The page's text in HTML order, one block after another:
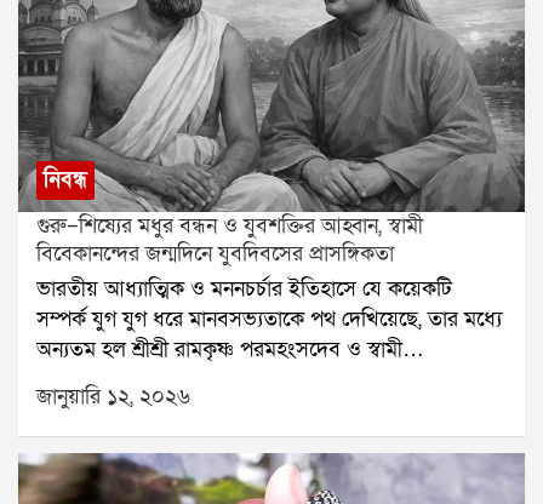
নিবন্ধ
গুরু–শিষ্যের মধুর বন্ধন ও যুবশক্তির আহ্বান, স্বামী
বিবেকানন্দের জন্মদিনে যুবদিবসের প্রাসঙ্গিকতা
ভারতীয় আধ্যাত্মিক ও মননচর্চার ইতিহাসে যে কয়েকটি
সম্পর্ক যুগ যুগ ধরে মানবসভ্যতাকে পথ দেখিয়েছে, তার মধ্যে
অন্যতম হল শ্রীশ্রী রামকৃষ্ণ পরমহংসদেব ও স্বামী
বিবেকানন্দের (তৎকালীন নরেন্দ্রনাথ দত্ত) মধুর গুরুশিষ্য
সম্পর্ক। এই সম্পর্ক কেবল আধ্যাত্মিক সাধনার মধ্যেই
সীমাবদ্ধ ছিল না; বরং তা মানবকল্যাণ, যুবসমাজের জাগরণ ও
জাতিগঠনের এক শক্তিশালী ভিত্তি নির্মাণ করেছিল।সংশয়ী
জানুয়ারি ১২, ২০২৬